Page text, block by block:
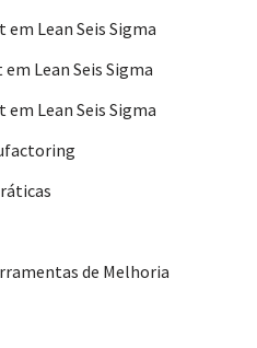
Lean Seis Sigma
Lean Seis Sigma
Lean Seis Sigma
de Melhoria